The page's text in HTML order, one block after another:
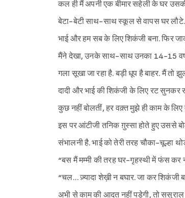
कल ही मैं अपनी एक बीमार सहेली के घर
बेटा-बेटी साथ-साथ स्कूल से वापस घर लौटे.
भाई और हम सब के लिए शिकंजी बना. फिर
मैंने देखा, उनके साथ-साथ उनका 14-15 वर्ष
गला सूखा जा रहा है. बड़ी धूप है बाहर. मैं तो
दादी और भाई की शिकंजी के लिए रट सुनकर
कुछ नहीं बोलतीं, हर वक़्त मुझे ही काम के लिए
इस पर आंटीजी तनिक ग़ुस्सा होते हुए उससे
संभालनी है. भाई को तेरी तरह चौका-चूल्हा
“बस मैं मम्मी की तरह घर-गृहस्थी में फंस कर
“चल… ज़्यादा शेख़ी न बघार. जा कर शिकंजी
अभी से काम की आदत नहीं पड़ेगी, तो ससुराल में